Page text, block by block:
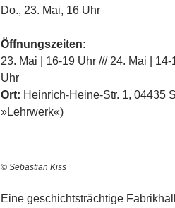
Do., 23. Mai, 16 Uhr
Öffnungszeiten:
23. Mai | 16-19 Uhr /// 24. Mai |
Uhr
Ort: Heinrich-Heine-Str. 1, 04435
»Lehrwerk«)
© Sebastian Kiss
Eine geschichtsträchtige